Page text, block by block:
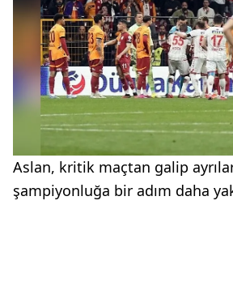
Aslan, kritik maçtan galip
şampiyonluğa bir adım daha